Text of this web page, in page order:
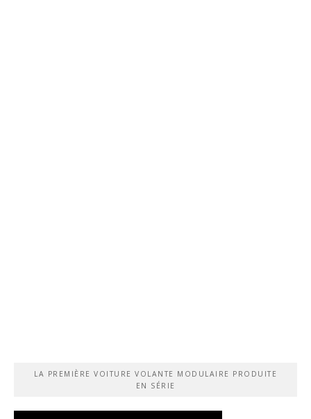
LA PREMIÈRE VOITURE VOLANTE MODULAIRE PRODUITE
EN SÉRIE